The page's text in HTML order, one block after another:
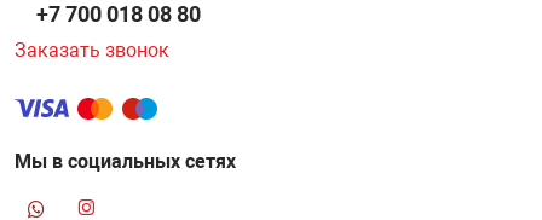
+7 700 018 08 80
Заказать звонок
Мы в социальных сетях